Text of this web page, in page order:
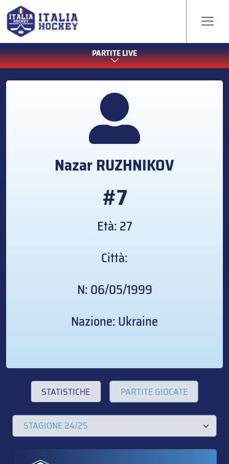
PARTITE LIVE
NazarRUZHNIKOV
#7
Età: 27
Città:
N: 06/05/1999
Nazione: Ukraine
STATISTICHE PARTITE GIOCATE